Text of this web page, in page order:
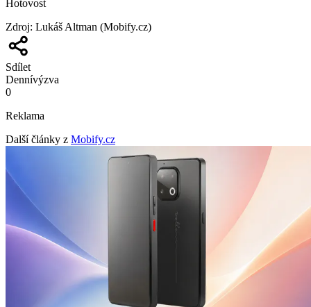
Hotovost
Zdroj: Lukáš Altman (Mobify.cz)
Sdílet
Dennívýzva
0
Reklama
Další články z Mobify.cz